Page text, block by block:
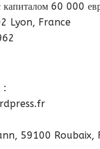
капиталом 60 000
Lyon, France
:
59100 Roubaix,